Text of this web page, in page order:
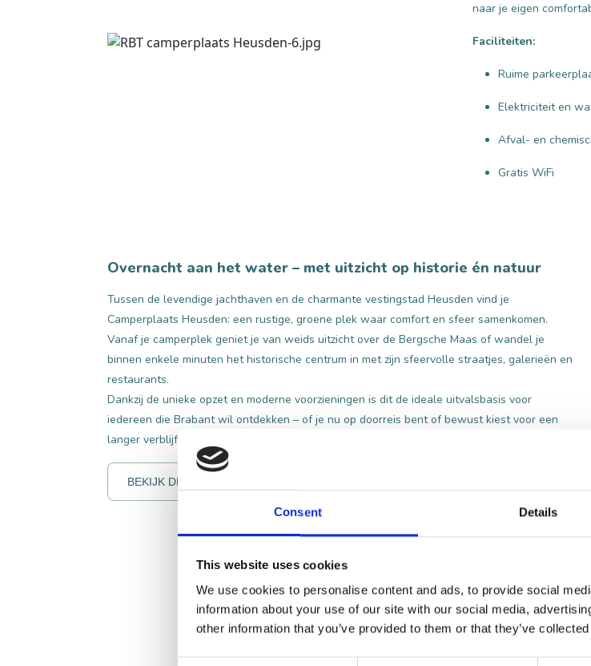
Consent Details
This website uses cookies
We use cookies to personalise content and ads, to provide social
information about your use of our site with our social media,
other information that you’ve provided to them or that they’ve
naar je eigen
Faciliteiten:
Ruime
Elektriciteit en
Afval- en
Gratis WiFi
Overnacht aan het water – met uitzicht op historie én natuur
Tussen de levendige jachthaven en de charmante vestingstad Heusden vind je
Camperplaats Heusden: een rustige, groene plek waar comfort en sfeer samenkomen.
Vanaf je camperplek geniet je van weids uitzicht over de Bergsche Maas of wandel je
binnen enkele minuten het historische centrum in met zijn sfeervolle straatjes, galerieën en
restaurants.
Dankzij de unieke opzet en moderne voorzieningen is dit de ideale uitvalsbasis voor
iedereen die Brabant wil ontdekken – of je nu op doorreis bent of bewust kiest voor een
langer verblijf.
BEKIJK DE WEBSITE
Wil je tijdens je verblijf
dan zeker een bezoek
Voor gezinnen is de